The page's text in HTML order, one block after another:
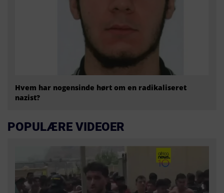
Hvem har nogensinde hørt om en radikaliseret
nazist?
POPULÆRE VIDEOER